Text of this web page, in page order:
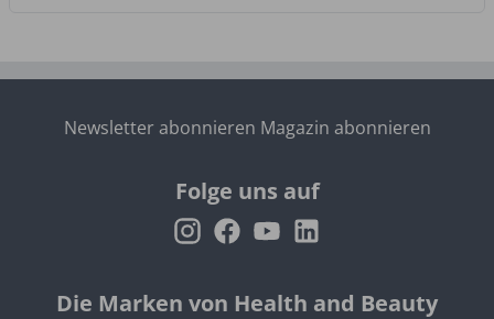
Newsletter abonnieren Magazin abonnieren
Folge uns auf
Die Marken von Health and Beauty